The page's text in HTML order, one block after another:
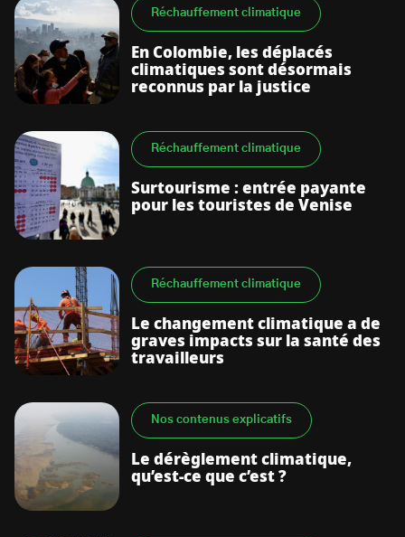
Réchauffement climatique
En Colombie, les déplacés
climatiques sont désormais
reconnus par la justice
Réchauffement climatique
Surtourisme : entrée payante
pour les touristes de Venise
Réchauffement climatique
Le changement climatique a de
graves impacts sur la santé des
travailleurs
Nos contenus explicatifs
Le dérèglement climatique,
qu’est-ce que c’est ?